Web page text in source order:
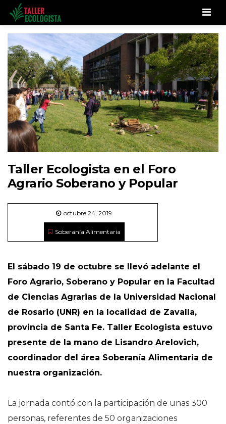
Taller Ecologista en el Foro
Agrario Soberano y Popular
octubre 24, 2019
Soberanía Alimentaria
El sábado 19 de octubre se llevó adelante el
Foro Agrario, Soberano y Popular en la Facultad
de Ciencias Agrarias de la Universidad Nacional
de Rosario (UNR) en la localidad de Zavalla,
provincia de Santa Fe. Taller Ecologista estuvo
presente de la mano de Lisandro Arelovich,
coordinador del área Soberanía Alimentaria de
nuestra organización.
La jornada contó con la participación de unas 300
personas, referentes de 50 organizaciones